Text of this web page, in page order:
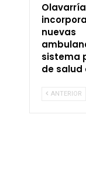
Olavarría
nuevas
sistema
de salud
ANTERIOR